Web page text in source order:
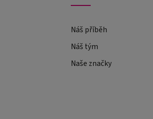
Náš příběh
Náš tým
Naše značky